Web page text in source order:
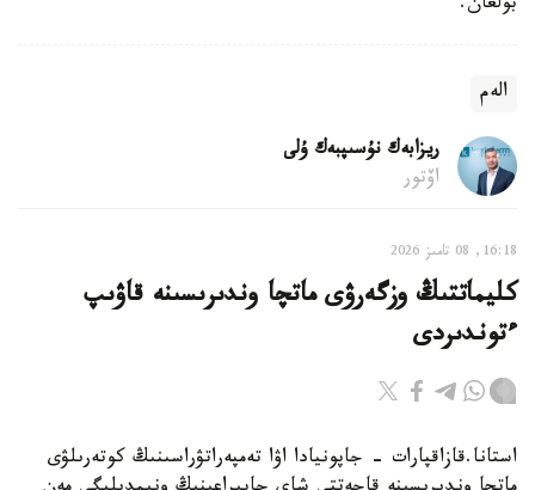
الەم
ريزابەك نۇسىپبەك ۇلى
اۆتور
16:18, 08 تامىز 2026
كليماتتىڭ وزگەرۋى ماتچا وندىرىسىنە قاۋىپ
ءتوندىردى
استانا.قازاقپارات - جاپونيادا اۋا تەمپەراتۋراسىنىڭ كوتەرىلۋى